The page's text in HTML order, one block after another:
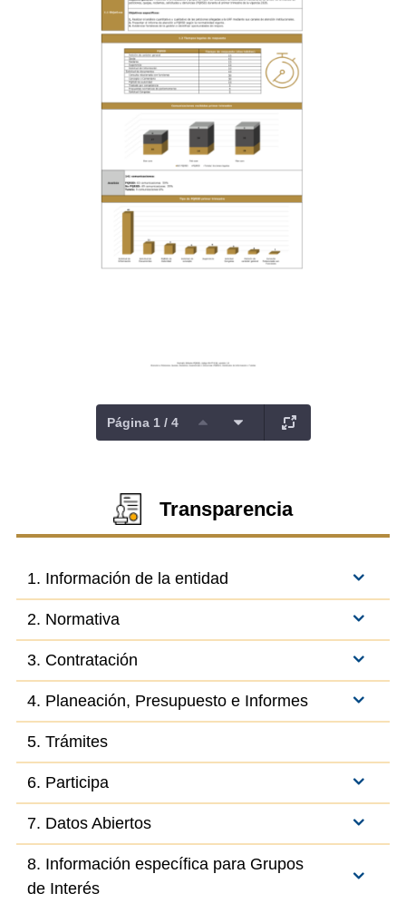
Página 1 / 4
Transparencia
1. Información de la entidad
2. Normativa
3. Contratación
4. Planeación, Presupuesto e Informes
5. Trámites
6. Participa
7. Datos Abiertos
8. Información específica para Grupos
de Interés